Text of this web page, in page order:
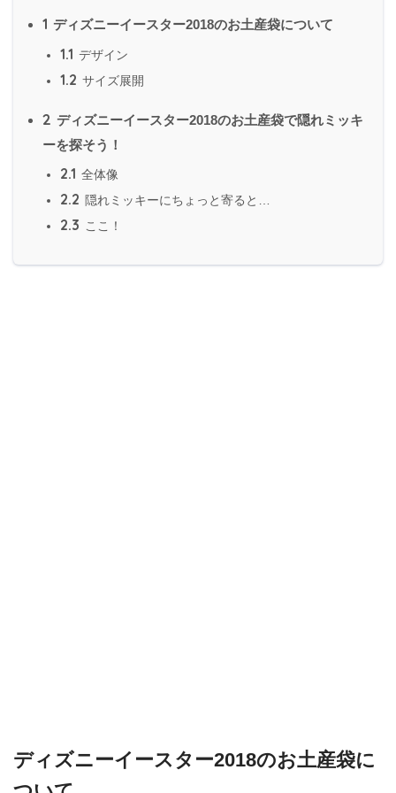
1 ディズニーイースター2018のお土産袋について
1.1 デザイン
1.2 サイズ展開
2 ディズニーイースター2018のお土産袋で隠れミッキ
ーを探そう！
2.1 全体像
2.2 隠れミッキーにちょっと寄ると…
2.3 ここ！
ディズニーイースター2018のお土産袋に